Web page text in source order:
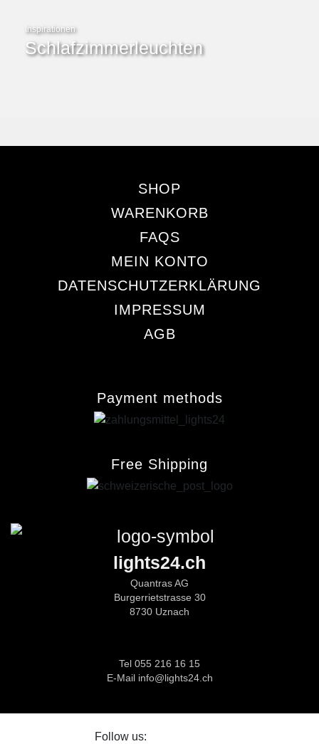
Inspirationen
Schlafzimmerleuchten
SHOP
WARENKORB
FAQS
MEIN KONTO
DATENSCHUTZERKLÄRUNG
IMPRESSUM
AGB
Payment methods
Free Shipping
lights24.ch
Quantras AG
Burgerrietstrasse 30
8730 Uznach
Tel 055 216 16 15
E-Mail info@lights24.ch
Follow us: